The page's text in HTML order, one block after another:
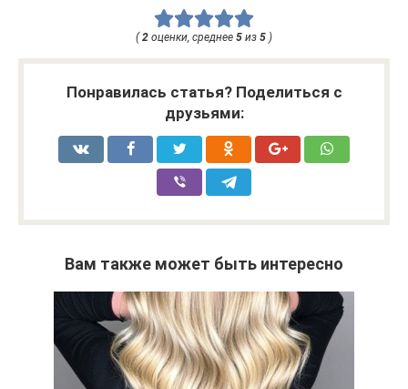
( 2 оценки, среднее 5 из 5 )
Понравилась статья? Поделиться с
друзьями:
Вам также может быть интересно